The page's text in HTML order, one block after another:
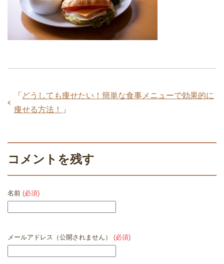
「 どうしても痩せたい！簡単な食事メニューで効果的に
痩せる方法！
」
コメントを残す
名前 (必須)
メールアドレス（公開されません） (必須)